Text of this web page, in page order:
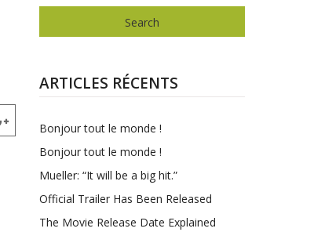
Search
ARTICLES RÉCENTS
Bonjour tout le monde !
Bonjour tout le monde !
Mueller: “It will be a big hit.”
Official Trailer Has Been Released
The Movie Release Date Explained